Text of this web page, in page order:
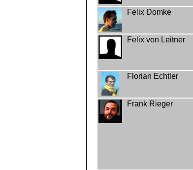
Felix Domke
Felix von Leitner
Florian Echtler
Frank Rieger